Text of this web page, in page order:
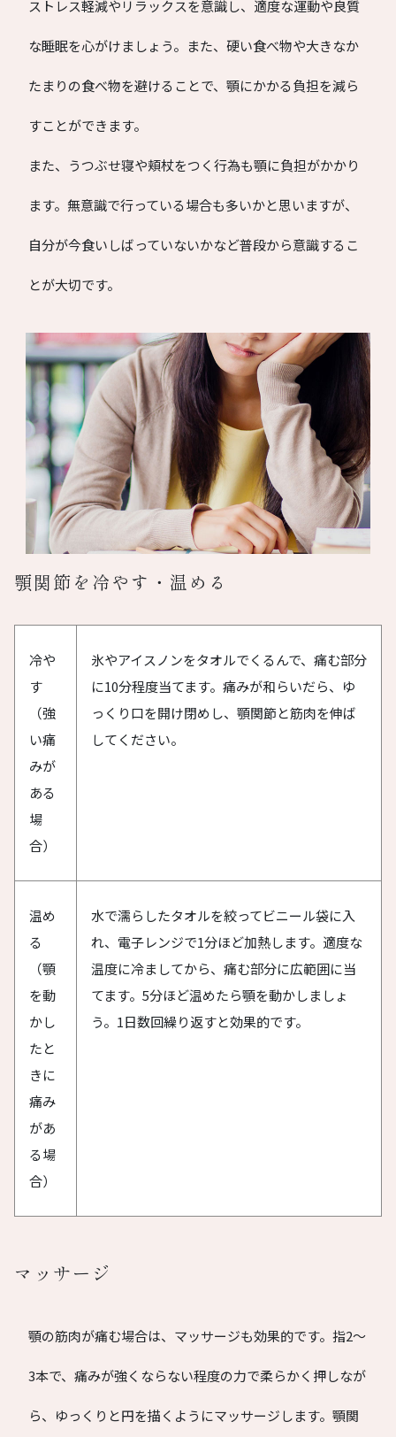
ストレス軽減やリラックスを意識し、適度な運動や良質
な睡眠を心がけましょう。また、硬い食べ物や大きなか
たまりの食べ物を避けることで、顎にかかる負担を減ら
すことができます。
また、うつぶせ寝や頬杖をつく行為も顎に負担がかかり
ます。無意識で行っている場合も多いかと思いますが、
自分が今食いしばっていないかなど普段から意識するこ
とが大切です。
顎関節を冷やす・温める
冷や
す
（強
い痛
みが
ある
場
合）
氷やアイスノンをタオルでくるんで、痛む部分
に10分程度当てます。痛みが和らいだら、ゆ
っくり口を開け閉めし、顎関節と筋肉を伸ば
してください。
温め
る
（顎
を動
かし
たと
きに
痛み
があ
る場
合）
水で濡らしたタオルを絞ってビニール袋に入
れ、電子レンジで1分ほど加熱します。適度な
温度に冷ましてから、痛む部分に広範囲に当
てます。5分ほど温めたら顎を動かしましょ
う。1日数回繰り返すと効果的です。
マッサージ
顎の筋肉が痛む場合は、マッサージも効果的です。指2〜
3本で、痛みが強くならない程度の力で柔らかく押しなが
ら、ゆっくりと円を描くようにマッサージします。顎関